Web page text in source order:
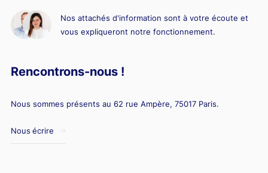
Nos attachés d'information sont à votre écoute et
vous expliqueront notre fonctionnement.
Rencontrons-nous !
Nous sommes présents au 62 rue Ampère, 75017 Paris.
Nous écrire